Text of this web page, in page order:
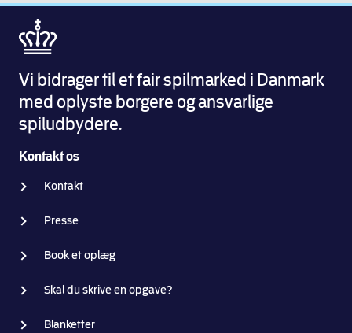
behandling
Vi bidrager til et fair spilmarked i Danmark
med oplyste borgere og ansvarlige
spiludbydere.
Kontakt os
Kontakt
Presse
Book et oplæg
Skal du skrive en opgave?
Blanketter